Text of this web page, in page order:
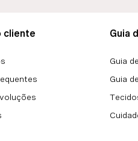
cliente Guia
Guia
Guia